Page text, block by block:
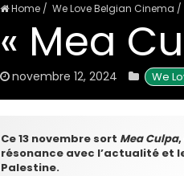
Home / We Love Belgian Cinema /
« Mea
novembre 12, 2024 We
Ce 13 novembre sort Mea Culpa
résonance avec l’actualité et
Palestine.